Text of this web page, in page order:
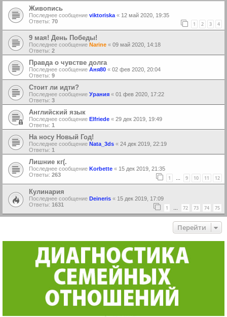
Живопись
Последнее сообщение viktoriska « 12 май 2020, 19:35
Ответы: 70 1 2 3 4
9 мая! День Победы!
Последнее сообщение Narine « 09 май 2020, 14:18
Ответы: 2
Правда о чувстве долга
Последнее сообщение Аня80 « 02 фев 2020, 20:04
Ответы: 9
Стоит ли идти?
Последнее сообщение Урания « 01 фев 2020, 17:22
Ответы: 3
Английский язык
Последнее сообщение Elfriede « 29 дек 2019, 19:49
Ответы: 1
На носу Новый Год!
Последнее сообщение Nata_3ds « 24 дек 2019, 22:19
Ответы: 1
Лишние кг(.
Последнее сообщение Korbette « 15 дек 2019, 21:35
Ответы: 263 1 … 9 10 11 12
Кулинария
Последнее сообщение Deineris « 15 дек 2019, 17:09
Ответы: 1631 1 … 72 73 74 75
Перейти